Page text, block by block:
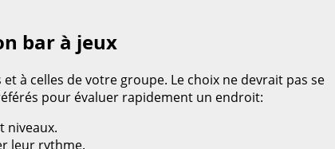
bar à jeux
à celles de votre groupe. Le choix ne devrait pas se
pour évaluer rapidement un endroit:
niveaux.
leur rythme.